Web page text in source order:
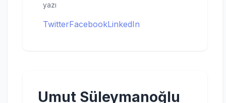
yazı
TwitterFacebookLinkedIn
Umut Süleymanoğlu